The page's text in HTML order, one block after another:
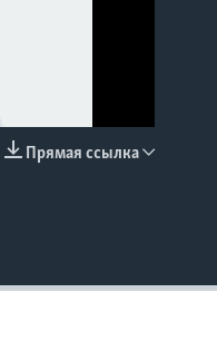
Прямая ссылка